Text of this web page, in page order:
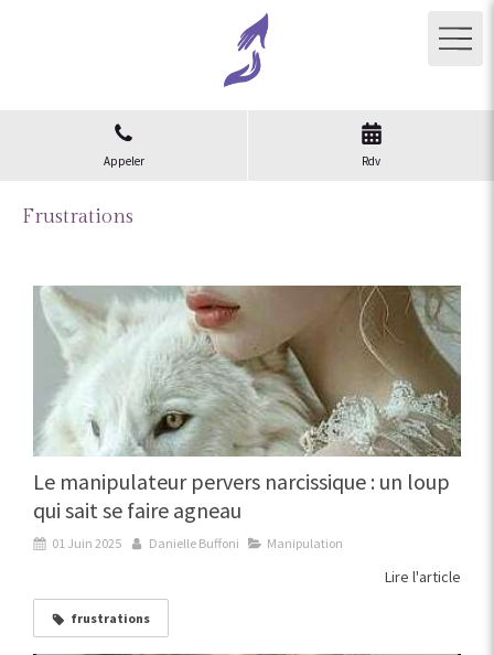
Appeler Rdv
Frustrations
Le manipulateur pervers narcissique : un loup
qui sait se faire agneau
01 Juin 2025 Danielle Buffoni Manipulation
Lire l'article
frustrations